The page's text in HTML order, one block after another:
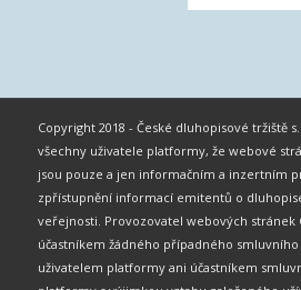
Copyright 2018 - České dluhopisové tržiště
všechny uživatele platformy, že webové
jsou pouze a jen informačním a inzertním
zpřístupnění informací emitentů o
veřejnosti. Provozovatel webových stránek
účastníkem žádného případného
uživatelem platformy ani účastníkem